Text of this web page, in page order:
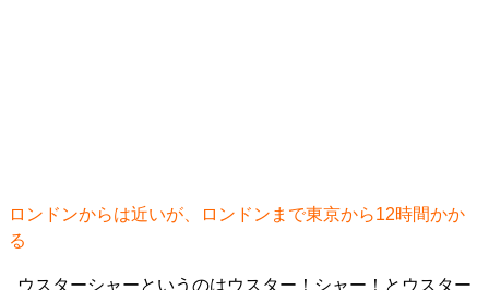
ロンドンからは近いが、ロンドンまで東京から12時間かか
る
ウスターシャーというのはウスター！シャー！とウスター